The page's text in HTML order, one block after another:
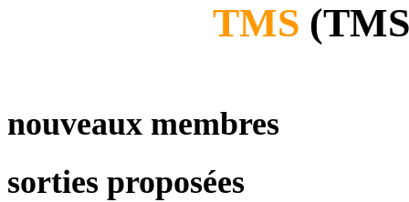
TMS
nouveaux membres
sorties proposées